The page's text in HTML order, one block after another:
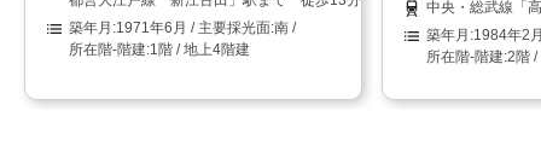
1971年6月
南
1階 / 地上4階建
中央・総武線「
1984年2
2階 /